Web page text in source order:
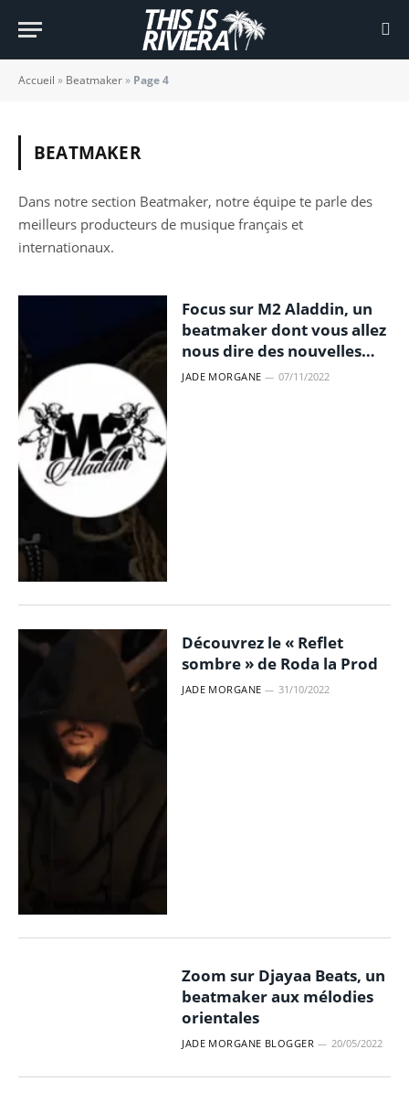
Accueil » Beatmaker» Page 4
BEATMAKER
Dans notre section Beatmaker, notre équipe te parle des
meilleurs producteurs de musique français et
internationaux.
Focus sur M2 Aladdin, un
beatmaker dont vous allez
nous dire des nouvelles…
JADE MORGANE 07/11/2022
Découvrez le « Reflet
sombre » de Roda la Prod
JADE MORGANE 31/10/2022
Zoom sur Djayaa Beats, un
beatmaker aux mélodies
orientales
JADE MORGANE BLOGGER 20/05/2022